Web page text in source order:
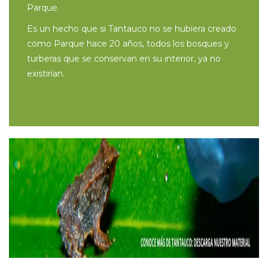
Parque.
Es un hecho que si Tantauco no se hubiera creado
como Parque hace 20 años, todos los bosques y
turberas que se conservan en su interior, ya no
existirían.